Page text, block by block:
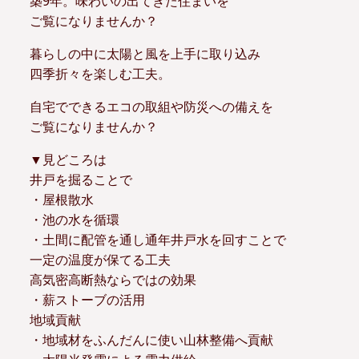
ご覧になりませんか？
暮らしの中に太陽と風を上手に取り込み
四季折々を楽しむ工夫。
自宅でできるエコの取組や防災への備えを
ご覧になりませんか？
▼見どころは
井戸を掘ることで
・屋根散水
・池の水を循環
・土間に配管を通し通年井戸水を回すことで
一定の温度が保てる工夫
高気密高断熱ならではの効果
・薪ストーブの活用
地域貢献
・地域材をふんだんに使い山林整備へ貢献